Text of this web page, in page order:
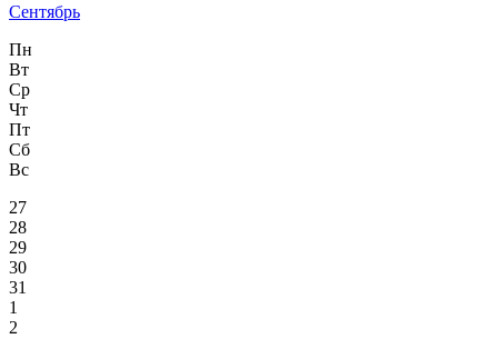
Сентябрь
Пн
Вт
Ср
Чт
Пт
Сб
Вс
27
28
29
30
31
1
2